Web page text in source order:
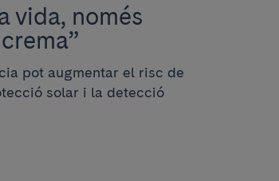
vida, només
pot augmentar el risc de
solar i la detecció